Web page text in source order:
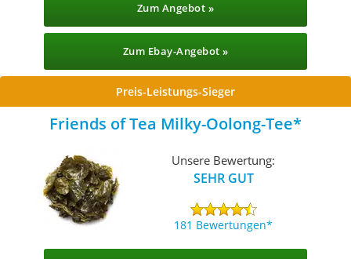
Zum Angebot »
Zum Ebay-Angebot »
Preis-Leistungs-Sieger
Friends of Tea Milky-Oolong-Tee
Unsere Bewertung:
SEHR GUT
181 Bewertungen